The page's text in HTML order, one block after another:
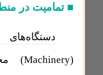
■ تمامیت در
دستگاه‌های
(
Machinery
)